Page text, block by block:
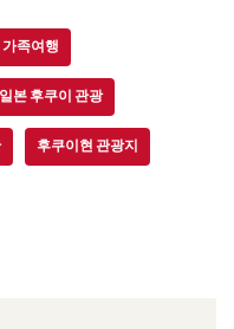
가족여행
일본 후쿠이 관광
후쿠이현 관광지